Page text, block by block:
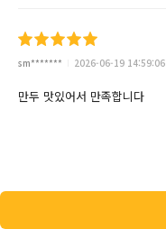
sm******* 2026-06-19 14:59:06
만두 맛있어서 만족합니다